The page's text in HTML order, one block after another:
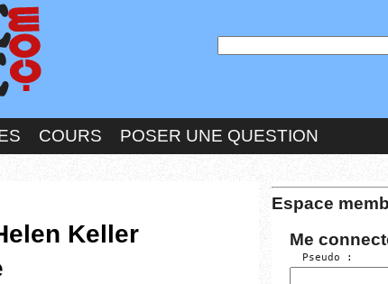
COURS POSER UNE QUESTION
Keller
Espace
Me
  Pseudo :